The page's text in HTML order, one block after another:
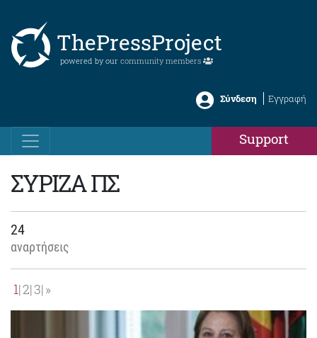
ThePressProject
powered by our community members
Σύνδεση Εγγραφή
Support
ΣΥΡΙΖΑ ΠΣ
24
αναρτήσεις
1 2 3 »